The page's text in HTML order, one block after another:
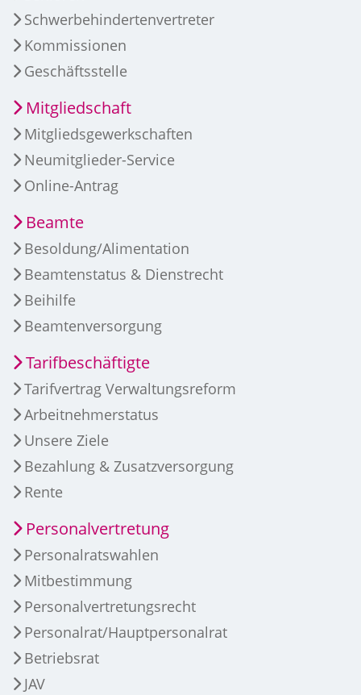
Schwerbehindertenvertreter
Kommissionen
Geschäftsstelle
Mitgliedschaft
Mitgliedsgewerkschaften
Neumitglieder-Service
Online-Antrag
Beamte
Besoldung/Alimentation
Beamtenstatus & Dienstrecht
Beihilfe
Beamtenversorgung
Tarifbeschäftigte
Tarifvertrag Verwaltungsreform
Arbeitnehmerstatus
Unsere Ziele
Bezahlung & Zusatzversorgung
Rente
Personalvertretung
Personalratswahlen
Mitbestimmung
Personalvertretungsrecht
Personalrat/Hauptpersonalrat
Betriebsrat
JAV